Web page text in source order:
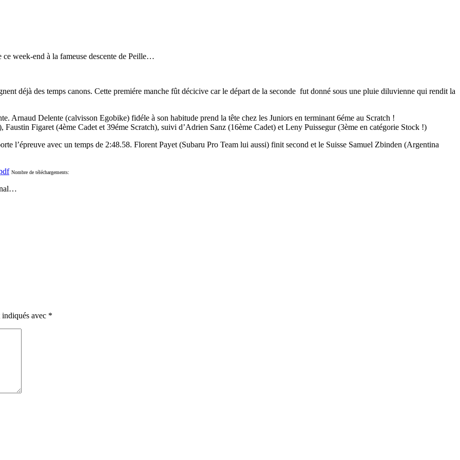
week-end à la fameuse descente de Peille…
déjà des temps canons. Cette premiére manche fût décicive car le départ de la seconde fut donné sous une pluie diluvienne qui rendit la
Arnaud Delente (calvisson Egobike) fidéle à son habitude prend la tête chez les Juniors en terminant 6éme au Scratch !
Figaret (4ème Cadet et 39éme Scratch), suivi d’Adrien Sanz (16ème Cadet) et Leny Puissegur (3ème en catégorie Stock !)
l’épreuve avec un temps de 2:48.58. Florent Payet (Subaru Pro Team lui aussi) finit second et le Suisse Samuel Zbinden (Argentina
Nombre de téléchargements:
avec *